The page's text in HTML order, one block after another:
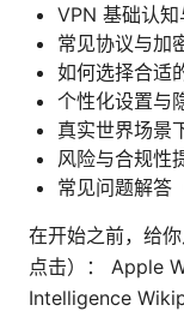
VPN 基础认
常见协议与加
如何选择合适
个性化设置与
真实世界场景
风险与合规性
常见问题解答
在开始之前，给
点击）： Apple
Intelligence